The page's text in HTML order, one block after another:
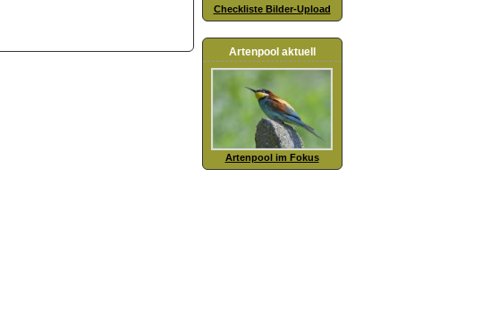
Checkliste Bilder-Upload
Artenpool aktuell
Artenpool im Fokus